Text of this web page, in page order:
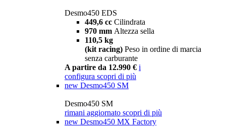
Desmo450 EDS
449,6 cc Cilindrata
970 mm Altezza sella
110,5 kg
(kit racing) Peso in ordine di marcia
senza carburante
A partire da 12.990 € i
configura scopri di più
new Desmo450 SM
Desmo450 SM
rimani aggiornato scopri di più
new Desmo450 MX Factory